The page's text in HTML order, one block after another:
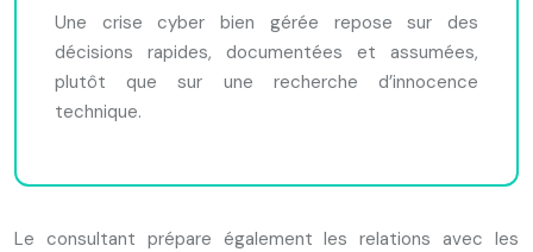
Une crise cyber bien gérée repose sur des
décisions rapides, documentées et assumées,
plutôt que sur une recherche d’innocence
technique.
Le consultant prépare également les relations avec les